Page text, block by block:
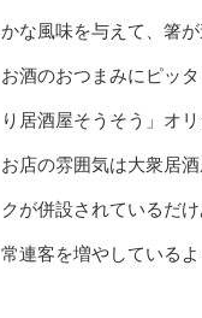
かな風味を与えて、箸が
お酒のおつまみにピッ
り居酒屋そうそう」オ
お店の雰囲気は大衆居
クが併設されているだ
常連客を増やしているよ